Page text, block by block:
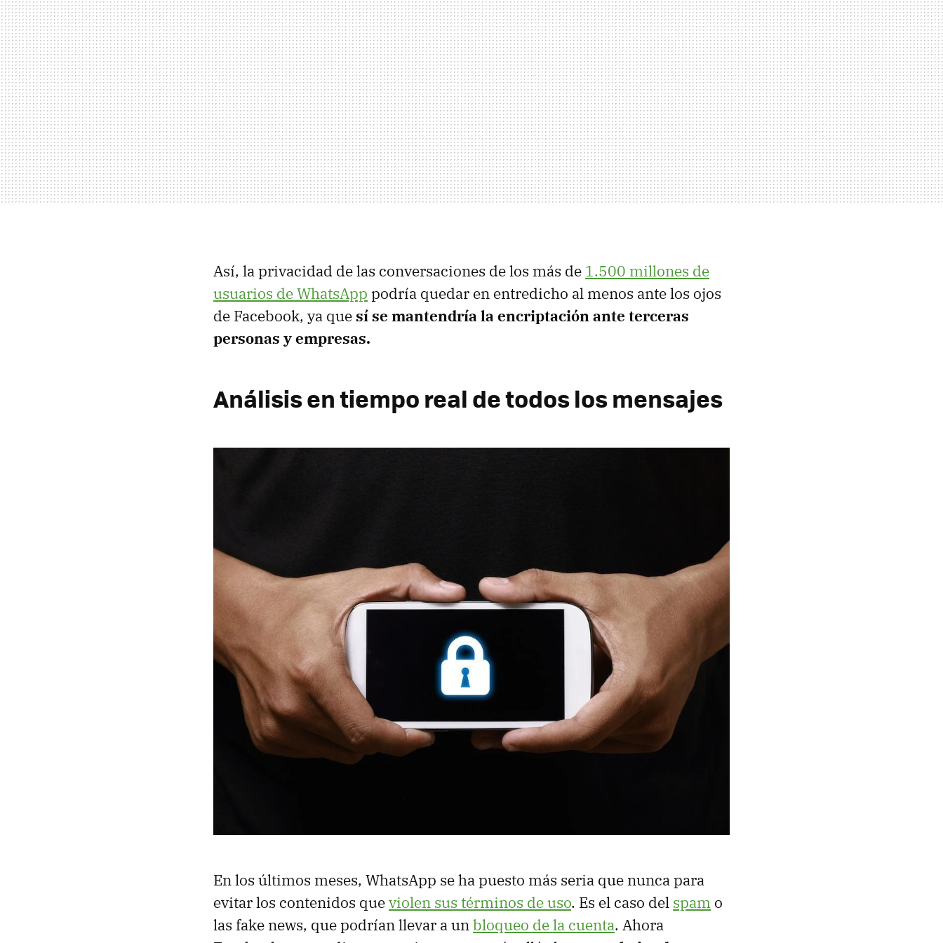
Así, la privacidad de las conversaciones de los más de 1.500 millones de
usuarios de WhatsApp podría quedar en entredicho al menos ante los ojos
de Facebook, ya quesí se mantendría la encriptación ante terceras
personas y empresas.
Análisis en tiempo real de todos los mensajes
En los últimos meses, WhatsApp se ha puesto más seria que nunca para
evitar los contenidos queviolen sus términos de uso. Es el caso del spam o
las fake news, que podrían llevar a unbloqueo de la cuenta. Ahora